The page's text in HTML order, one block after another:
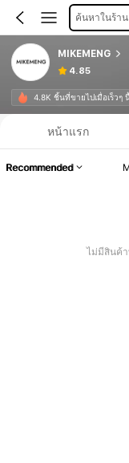
ค้นหาในร้าน
MIKEMENG
4.85
4.8K ชิ้นที่ขายไปเมื่อเร็วๆ
หน้าแรก
Recommended
ไม่มีสินค้า